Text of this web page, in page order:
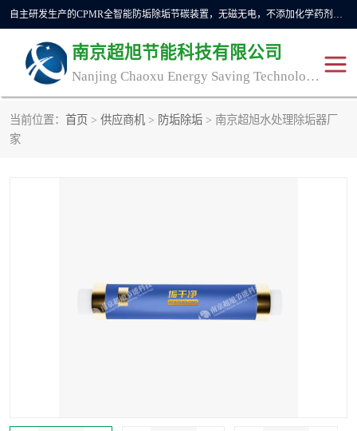
自主研发生产的CPMR全智能防垢除垢节碳装置，无磁无电，不添加化学药剂，*了国内纯物理除垢技术领域空白，其性能处于国际领先水平。广泛应用于石油炼化、钢铁冶炼、电力、煤矿、化工、供暖、压铸、汽车制造、涉水家电等行业。
南京超旭节能科技有限公司
Nanjing Chaoxu Energy Saving Technology Co., Ltd
当前位置： 首页 > 供应商机 > 防垢除垢 > 南京超旭水处理除垢器厂
家
CPMR商用防垢器/家用防